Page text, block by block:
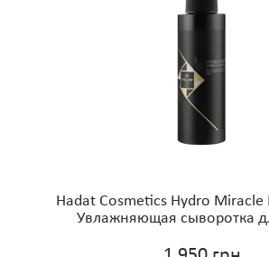
Hadat Cosmetics Hydro Miracle
Увлажняющая сыворотка